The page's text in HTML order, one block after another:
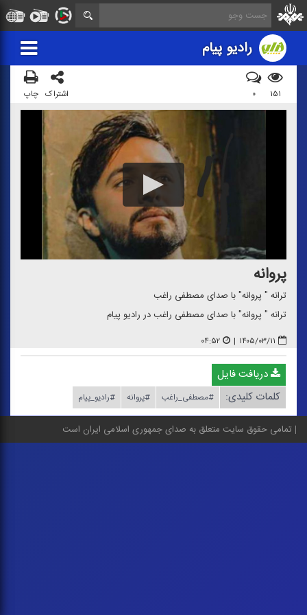
رادیو پیام
۱۵۱ ۰ اشتراک چاپ
پروانه
ترانه " پروانه" با صدای مصطفی راغب
ترانه " پروانه" با صدای مصطفی راغب در رادیو پیام
۱۴۰۵/۰۳/۱۱ | ۰۴:۵۲
دریافت فایل
کلمات کلیدی:
#مصطفی_راغب #پروانه #رادیو_پیام
تمامی حقوق سایت متعلق به صدای جمهوری اسلامی ایران است